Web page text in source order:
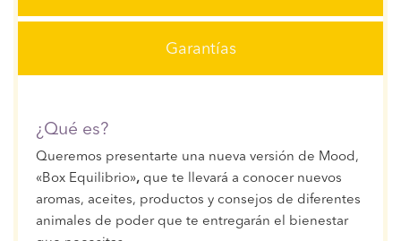
Garantías
¿Qué es?
Queremos presentarte una nueva versión de Mood,
«Box Equilibrio», que te llevará a conocer nuevos
aromas, aceites, productos y consejos de diferentes
animales de poder que te entregarán el bienestar